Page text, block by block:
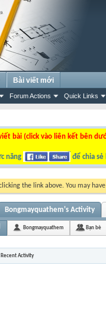
Forum Actions Quick Links
Bài viết mới
bài (click vào liên kết bên
năng để chia
the link above. You may
Bongmayquathem's Activity
Bongmayquathem Bạn bè
Recent Activity